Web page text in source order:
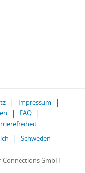
Impressum
FAQ
Schweden
Connections GmbH